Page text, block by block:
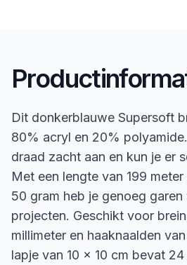
Dit donkerblauwe Supersoft
80% acryl en 20%
draad zacht aan en kun je er
Met een lengte van 199
50 gram heb je genoeg
projecten. Geschikt voor
millimeter en haaknaalden
lapje van 10 x 10 cm bevat